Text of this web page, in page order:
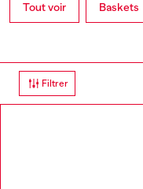
Tout voir Baskets
Filtrer